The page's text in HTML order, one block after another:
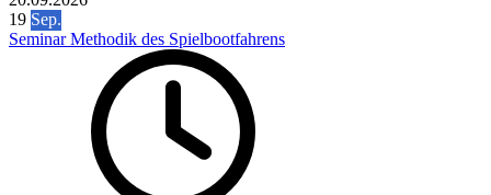
19 Sep.
Seminar Methodik des Spielbootfahrens